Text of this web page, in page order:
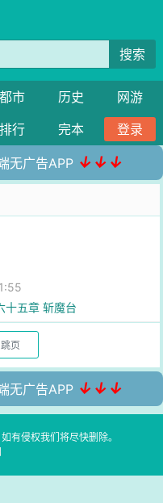
搜索
都市 历史
网游
排行 完本 登录
无广告APP ↓↓↓
十五章 斩魔台
无广告APP ↓↓↓
有侵权我们将尽快删除。